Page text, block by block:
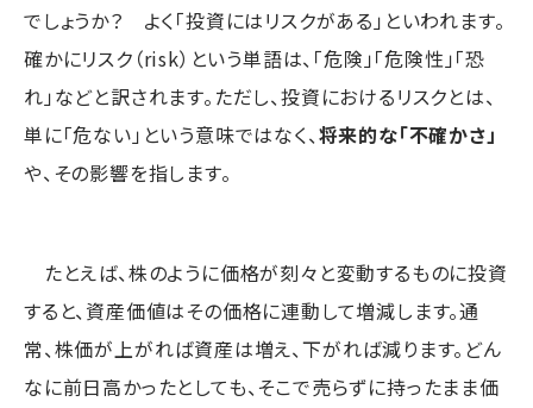
でしょうか？ よく「投資にはリスクがある」といわれます。
確かにリスク（risk）という単語は、「危険」「危険性」「恐
れ」などと訳されます。ただし、投資におけるリスクとは、
単に「危ない」という意味ではなく、将来的な「不確かさ」
や、その影響を指します。
たとえば、株のように価格が刻々と変動するものに投資
すると、資産価値はその価格に連動して増減します。通
常、株価が上がれば資産は増え、下がれば減ります。どん
なに前日高かったとしても、そこで売らずに持ったまま価